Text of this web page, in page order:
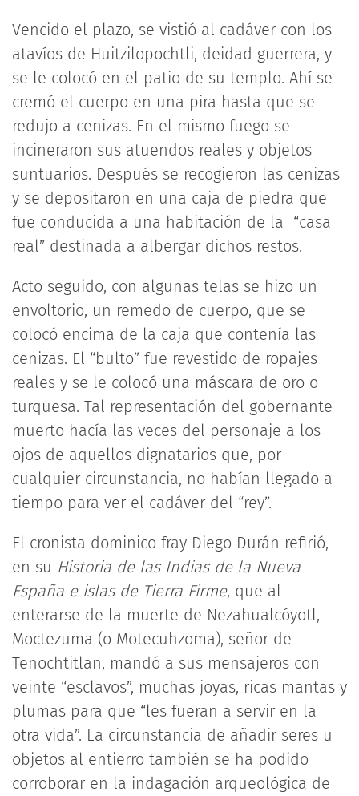
Vencido el plazo, se vistió al cadáver con los
atavíos de Huitzilopochtli, deidad guerrera, y
se le colocó en el patio de su templo. Ahí se
cremó el cuerpo en una pira hasta que se
redujo a cenizas. En el mismo fuego se
incineraron sus atuendos reales y objetos
suntuarios. Después se recogieron las cenizas
y se depositaron en una caja de piedra que
fue conducida a una habitación de la “casa
real” destinada a albergar dichos restos.
Acto seguido, con algunas telas se hizo un
envoltorio, un remedo de cuerpo, que se
colocó encima de la caja que contenía las
cenizas. El “bulto” fue revestido de ropajes
reales y se le colocó una máscara de oro o
turquesa. Tal representación del gobernante
muerto hacía las veces del personaje a los
ojos de aquellos dignatarios que, por
cualquier circunstancia, no habían llegado a
tiempo para ver el cadáver del “rey”.
El cronista dominico fray Diego Durán refirió,
en su Historia de las Indias de la Nueva
España e islas de Tierra Firme, que al
enterarse de la muerte de Nezahualcóyotl,
Moctezuma (o Motecuhzoma), señor de
Tenochtitlan, mandó a sus mensajeros con
veinte “esclavos”, muchas joyas, ricas mantas y
plumas para que “les fueran a servir en la
otra vida”. La circunstancia de añadir seres u
objetos al entierro también se ha podido
corroborar en la indagación arqueológica de